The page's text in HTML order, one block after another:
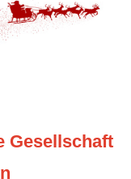
Gesellschaft